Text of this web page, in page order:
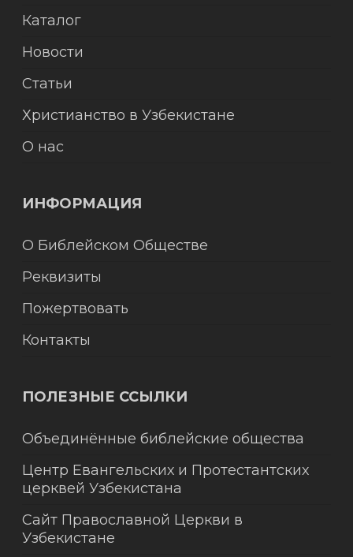
Каталог
Новости
Статьи
Христианство в Узбекистане
О нас
ИНФОРМАЦИЯ
О Библейском Обществе
Реквизиты
Пожертвовать
Контакты
ПОЛЕЗНЫЕ ССЫЛКИ
Объединённые библейские общества
Центр Евангельских и Протестантских
церквей Узбекистана
Сайт Православной Церкви в
Узбекистане